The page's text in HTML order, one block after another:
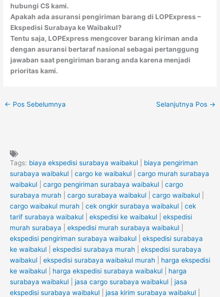
hubungi CS kami.
Apakah ada asuransi pengiriman barang di LOPExpress –
Ekspedisi Surabaya ke Waibakul?
Tentu saja, LOPExpress mengcover barang kiriman anda
dengan asuransi bertaraf nasional sebagai pertanggung
jawaban saat pengiriman barang anda karena menjadi
prioritas kami.
← Pos Sebelumnya Selanjutnya Pos →
Tags: biaya ekspedisi surabaya waibakul
biaya pengiriman
surabaya waibakul
cargo ke waibakul
cargo murah surabaya
waibakul
cargo pengiriman surabaya waibakul
cargo
surabaya murah
cargo surabaya waibakul cargo waibakul
cargo waibakul murah
cek ongkir surabaya waibakul
cek
tarif surabaya waibakul
ekspedisi ke waibakul
ekspedisi
murah surabaya
ekspedisi murah surabaya waibakul
ekspedisi pengiriman surabaya waibakul
ekspedisi surabaya
ke waibakul
ekspedisi surabaya murah
ekspedisi surabaya
waibakul
ekspedisi surabaya waibakul murah
harga ekspedisi
ke waibakul
harga ekspedisi surabaya waibakul
harga
surabaya waibakul
jasa cargo surabaya waibakul
jasa
ekspedisi surabaya waibakul
jasa kirim surabaya waibakul